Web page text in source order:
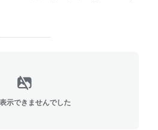
示できませんでした